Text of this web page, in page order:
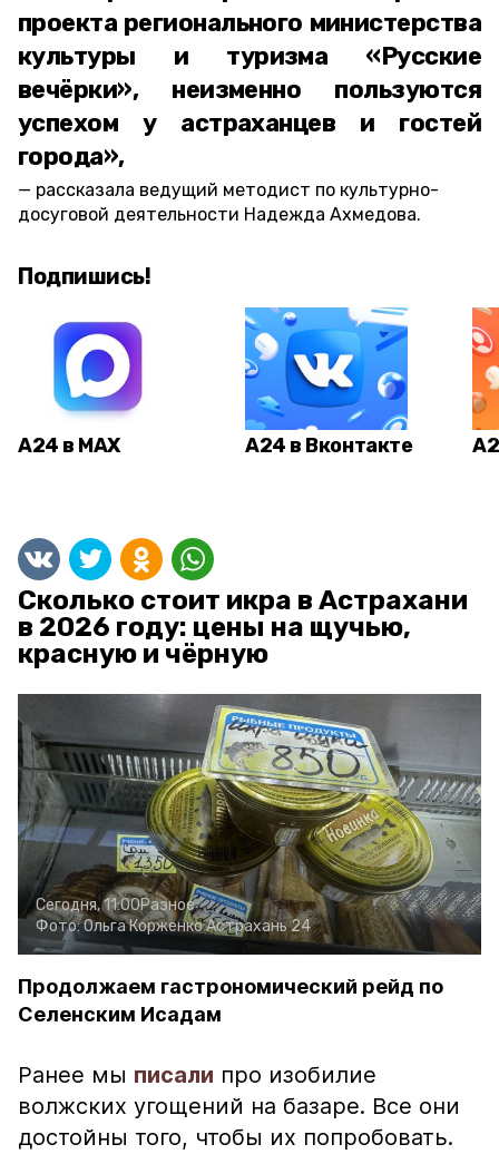
проекта регионального министерства
культуры и туризма «Русские
вечёрки», неизменно пользуются
успехом у астраханцев и гостей
города»,
рассказала ведущий методист по культурно-
досуговой деятельности Надежда Ахмедова.
Подпишись!
А24 в MAX А24 в Вконтакте
Сколько стоит икра в Астрахани
в 2026 году: цены на щучью,
красную и чёрную
Сегодня, 11:00Разное
Фото:Ольга КорженкоАстрахань 24
Продолжаем гастрономический рейд по
Селенским Исадам
Ранее мы писали про изобилие
волжских угощений на базаре. Все они
достойны того, чтобы их попробовать.